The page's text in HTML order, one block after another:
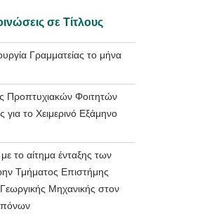
σε Τίτλους
Γραμματείας το μήνα
Προπτυχιακών Φοιτητών
το Χειμερινό Εξάμηνο
το αίτημα ένταξης των
Τμήματος Επιστήμης
Μηχανικής στον